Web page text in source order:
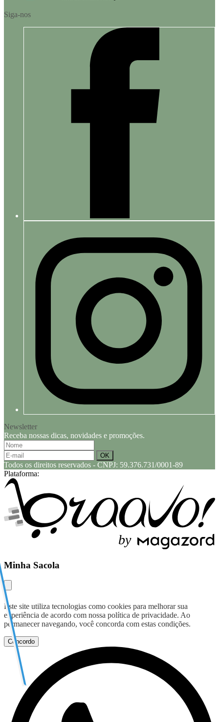
Siga-nos
Newsletter
Receba nossas dicas, novidades e promoções.
Todos os direitos reservados - CNPJ: 59.376.731/0001-89
Plataforma:
by
Minha Sacola
Este site utiliza tecnologias como cookies para melhorar sua
experiência de acordo com nossa política de privacidade. Ao
permanecer navegando, você concorda com estas condições.
Concordo